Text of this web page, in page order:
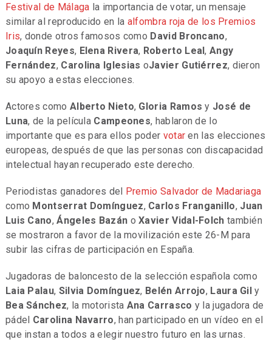
Festival de Málaga la importancia de votar, un mensaje
similar al reproducido en la alfombra roja de los Premios
Iris, donde otros famosos como David Broncano,
Joaquín Reyes, Elena Rivera, Roberto Leal,Angy
Fernández, Carolina Iglesias oJavier Gutiérrez, dieron
su apoyo a estas elecciones.
Actores como Alberto Nieto, Gloria Ramos y José de
Luna, de la película Campeones, hablaron de lo
importante que es para ellos poder votar en las elecciones
europeas, después de que las personas con discapacidad
intelectual hayan recuperado este derecho.
Periodistas ganadores del Premio Salvador de Madariaga
como Montserrat Domínguez, Carlos Franganillo, Juan
Luis Cano,Ángeles Bazán oXavier Vidal-Folch también
se mostraron a favor de la movilización este 26-M para
subir las cifras de participación en España.
Jugadoras de baloncesto de la selección española como
Laia Palau, Silvia Domínguez, Belén Arrojo, Laura Gil y
Bea Sánchez, la motorista Ana Carrasco y la jugadora de
pádel Carolina Navarro, han participado en un vídeo en el
que instan a todos a elegir nuestro futuro en las urnas.